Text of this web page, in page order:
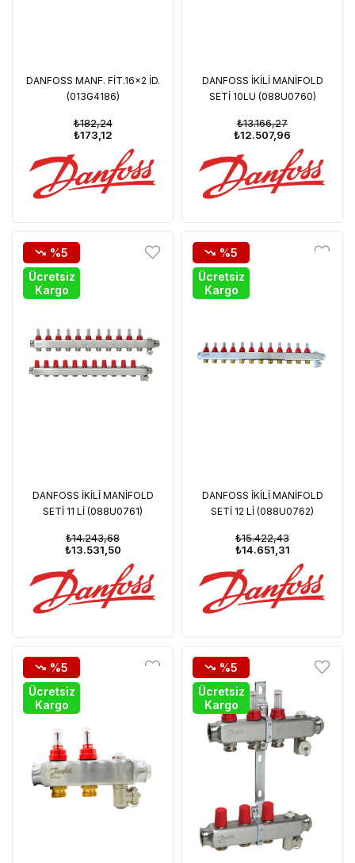
DANFOSS MANF. FİT.16x2 İD.
(013G4186)
₺173,12
₺182,24
DANFOSS İKİLİ MANİFOLD
SETİ 10LU (088U0760)
₺12.507,96
₺13.166,27
DANFOSS İKİLİ MANİFOLD
SETİ 11 Lİ (088U0761)
₺13.531,50
₺14.243,68
%5
Ücretsiz
Kargo
DANFOSS İKİLİ MANİFOLD
SETİ 12 Lİ (088U0762)
₺14.651,31
₺15.422,43
%5
Ücretsiz
Kargo
%5
Ücretsiz
Kargo
%5
Ücretsiz
Kargo